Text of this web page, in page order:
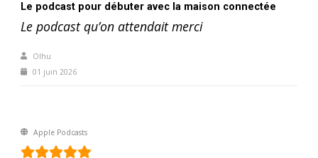
Le podcast pour débuter avec la maison connectée
Le podcast qu’on attendait merci
Olhu
01 juin 2026
Apple Podcasts